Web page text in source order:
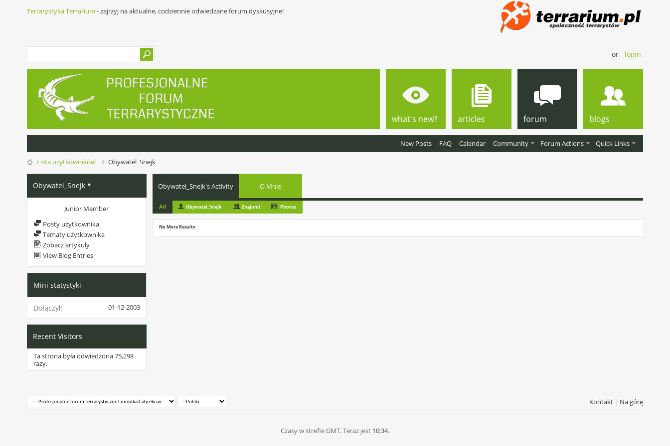
Terrarystyka Terrarium - zajrzyj na aktualne, codziennie odwiedzane forum dyskusyjne!
or login
what's new? articles forum
New Posts FAQ Calendar Community Forum Actions Quick Links
blogs
Lista użytkowników Obywatel_Snejk
Obywatel_Snejk
Junior Member
Posty użytkownika
Tematy użytkownika
Zobacz artykuły
View Blog Entries
Mini statystyki
Dołączył 01-12-2003
Recent Visitors
Ta strona była odwiedzona75,298
razy.
Obywatel_Snejk's Activity O Mnie
All Obywatel_Snejk Znajomi Photos
No More Results
Kontakt | Na górę
Czasy w strefie GMT. Teraz jest 10:34.